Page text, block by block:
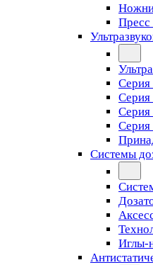
Серия
Серия
Серия
Серия
Системы
Иглы-